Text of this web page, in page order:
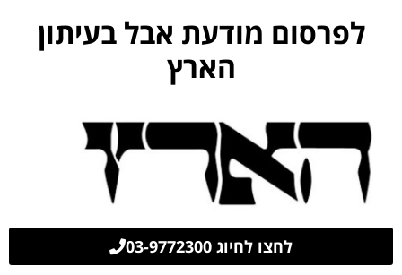
לפרסום מודעת אבל בעיתון
הארץ
לחצו לחיוג 03-9772300